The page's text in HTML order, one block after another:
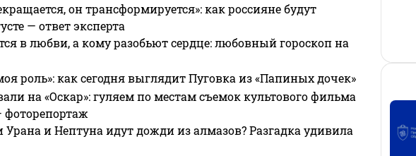
он трансформируется»: как россияне будут
— ответ эксперта
в любви, а кому разобьют сердце: любовный гороскоп на
роль»: как сегодня выглядит Пуговка из «Папиных дочек»
на «Оскар»: гуляем по местам съемок культового фильма
фоторепортаж
и Нептуна идут дожди из алмазов? Разгадка удивила